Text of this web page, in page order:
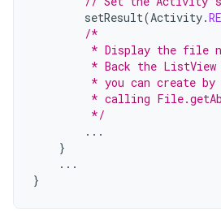
setResult(Activity.
/*
* Display the file
* Back the
* you can create
* calling
         */
...
}
...
}